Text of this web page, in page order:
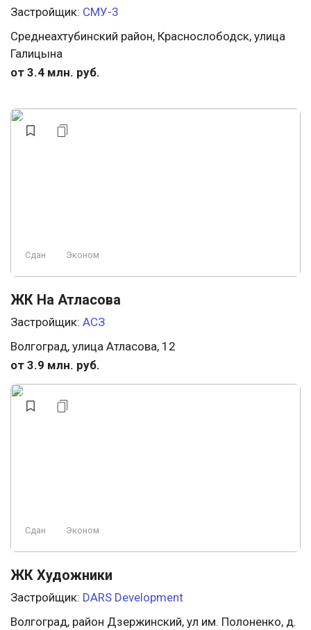
Застройщик: СМУ-3
Среднеахтубинский район, Краснослободск, улица
Галицына
от 3.4 млн. руб.
Сдан Эконом
ЖК На Атласова
Застройщик: АСЗ
Волгоград, улица Атласова, 12
от 3.9 млн. руб.
Сдан Эконом
ЖК Художники
Застройщик: DARS Development
Волгоград, район Дзержинский, ул им. Полоненко, д.